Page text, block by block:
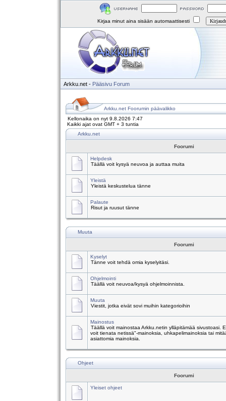
Kirjaa minut aina sisään automaattisesti
Arkku.net - Pääsivu Forum
Arkku.net Foorumin päävalikko
Kellonaika on nyt 9.8.2026 7:47
Kaikki ajat ovat GMT + 3 tuntia
Arkku.net
Foorumi
Helpdesk
Täällä voit kysyä neuvoa ja auttaa muita
Yleistä
Yleistä keskustelua tänne
Palaute
Risut ja ruusut tänne
Muuta
Foorumi
Kyselyt
Tänne voit tehdä omia kyselyitäsi.
Ohjelmointi
Täällä voit neuvoa/kysyä ohjelmoinnista.
Muuta
Viestit, jotka eivät sovi muihin kategorioihin
Mainostus
Täällä voit mainostaa Arkku.netin ylläpitämää sivustoasi.
voit tienata netissä"-mainoksia, uhkapelimainoksia tai
asiattomia mainoksia.
Ohjeet
Foorumi
Yleiset ohjeet